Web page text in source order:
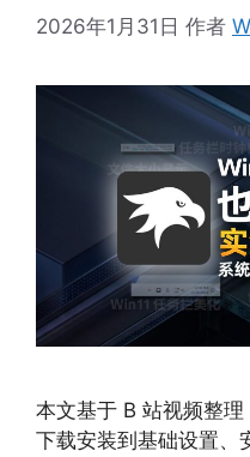
2026年1月31日 作者
本文基于 B 站视频整
下载安装到基础设置、